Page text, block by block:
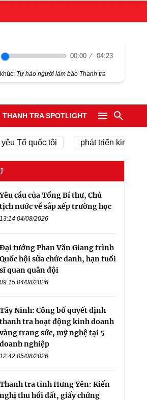
00:00 04:23
Tự hào người làm báo Thanh tra
THANH TRA SPOTLIGHT
quốc tôi phát triển kinh tế tư nhân
cầu của Tổng Bí thư, Chủ
tịch nước về sắp xếp trường học
13:14 04/08/2026
Đại tướng Phan Văn Giang trình
Quốc hội sửa chức danh, hạn tuổi
sĩ quan quân đội
09:15 04/08/2026
Tây Ninh: Công bố quyết định
thanh tra hoạt động kinh doanh
vàng trang sức, mỹ nghệ tại 5
doanh nghiệp
12:42 05/08/2026
Thanh tra tỉnh Hưng Yên: Kiến
nghị thu hồi đất, giấy chứng